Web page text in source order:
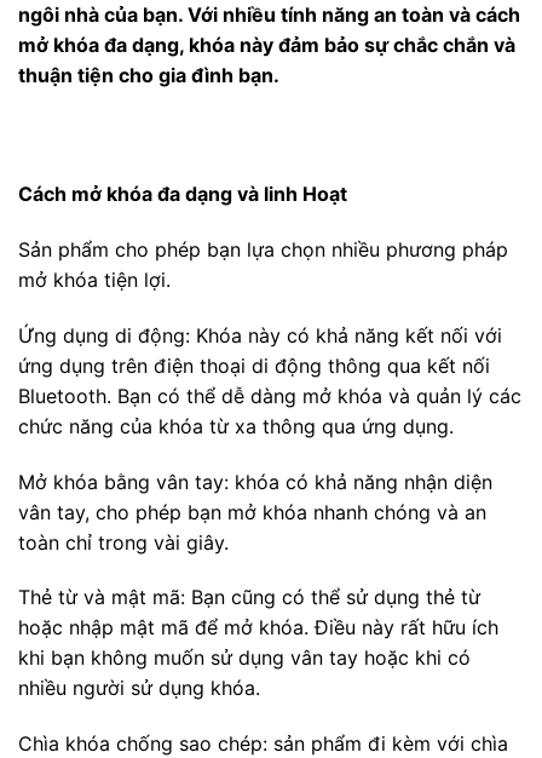
ngôi nhà của bạn. Với nhiều tính năng an toàn và cách
mở khóa đa dạng, khóa này đảm bảo sự chắc chắn và
thuận tiện cho gia đình bạn.
Cách mở khóa đa dạng và linh Hoạt
Sản phẩm cho phép bạn lựa chọn nhiều phương pháp
mở khóa tiện lợi.
Ứng dụng di động: Khóa này có khả năng kết nối với
ứng dụng trên điện thoại di động thông qua kết nối
Bluetooth. Bạn có thể dễ dàng mở khóa và quản lý các
chức năng của khóa từ xa thông qua ứng dụng.
Mở khóa bằng vân tay: khóa có khả năng nhận diện
vân tay, cho phép bạn mở khóa nhanh chóng và an
toàn chỉ trong vài giây.
Thẻ từ và mật mã: Bạn cũng có thể sử dụng thẻ từ
hoặc nhập mật mã để mở khóa. Điều này rất hữu ích
khi bạn không muốn sử dụng vân tay hoặc khi có
nhiều người sử dụng khóa.
Chìa khóa chống sao chép: sản phẩm đi kèm với chìa